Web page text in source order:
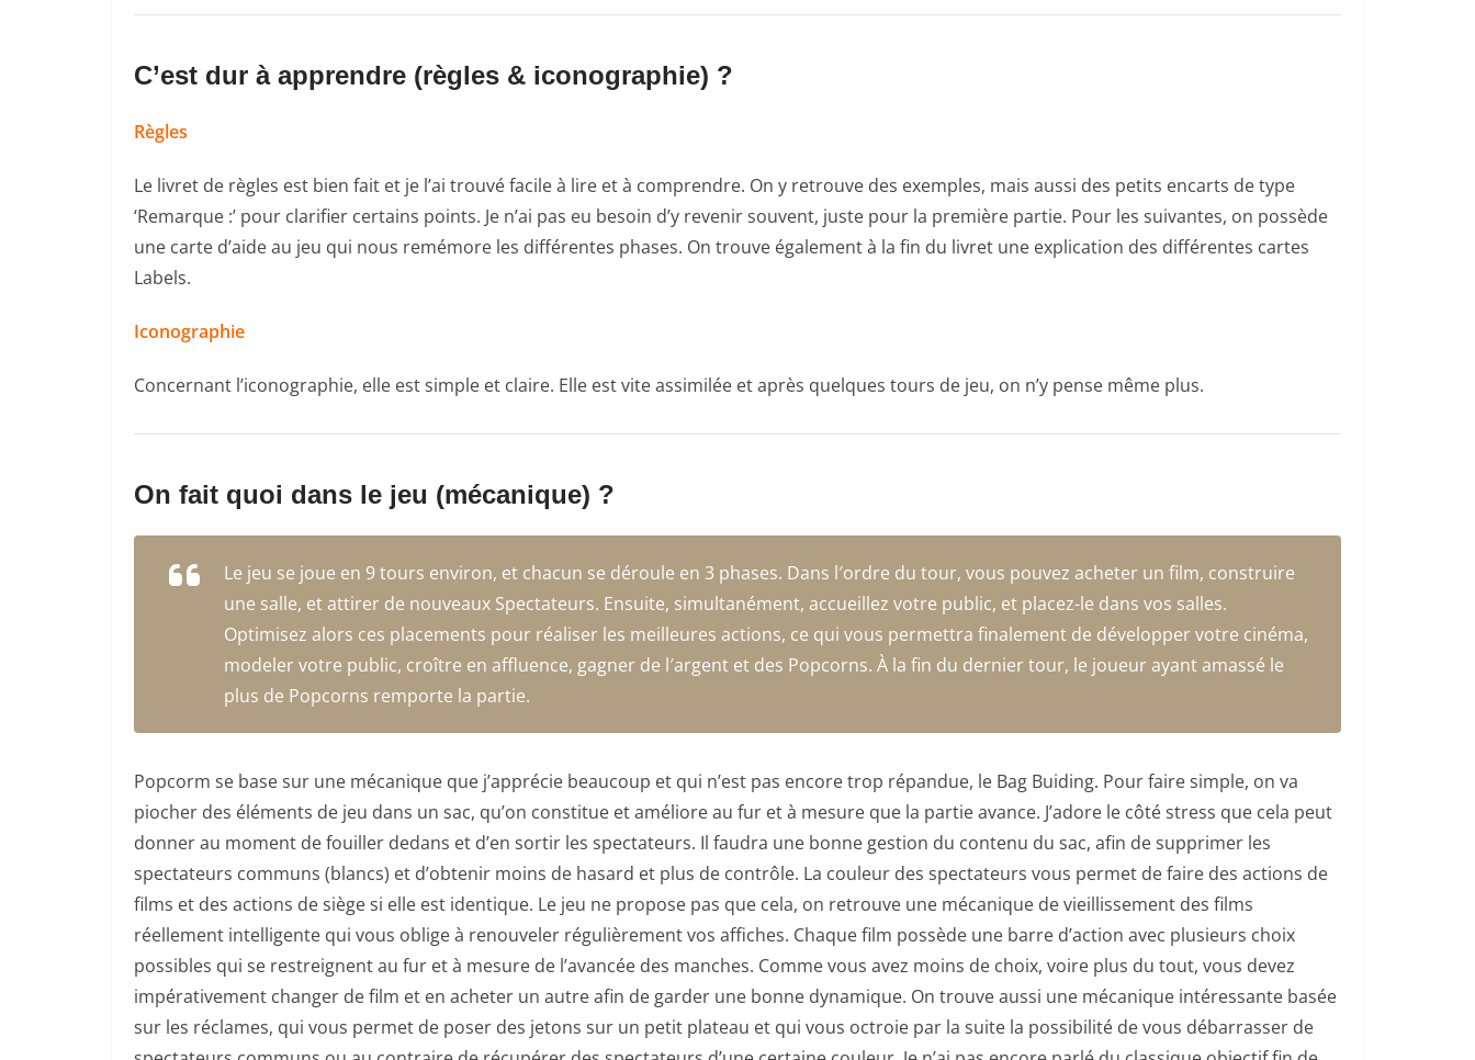
C’est dur à apprendre (règles & iconographie) ?
Règles
Le livret de règles est bien fait et je l’ai trouvé facile à lire et à comprendre. On y retrouve des exemples, mais aussi des petits encarts de type
‘Remarque :’ pour clarifier certains points. Je n’ai pas eu besoin d’y revenir souvent, juste pour la première partie. Pour les suivantes, on possède
une carte d’aide au jeu qui nous remémore les différentes phases. On trouve également à la fin du livret une explication des différentes cartes
Labels.
Iconographie
Concernant l’iconographie, elle est simple et claire. Elle est vite assimilée et après quelques tours de jeu, on n’y pense même plus.
On fait quoi dans le jeu (mécanique) ?
Le jeu se joue en 9 tours environ, et chacun se déroule en 3 phases. Dans l′ordre du tour, vous pouvez acheter un film, construire
une salle, et attirer de nouveaux Spectateurs. Ensuite, simultanément, accueillez votre public, et placez-le dans vos salles.
Optimisez alors ces placements pour réaliser les meilleures actions, ce qui vous permettra finalement de développer votre cinéma,
modeler votre public, croître en affluence, gagner de l′argent et des Popcorns. À la fin du dernier tour, le joueur ayant amassé le
plus de Popcorns remporte la partie.
Popcorm se base sur une mécanique que j’apprécie beaucoup et qui n’est pas encore trop répandue, le Bag Buiding. Pour faire simple, on va
piocher des éléments de jeu dans un sac, qu’on constitue et améliore au fur et à mesure que la partie avance. J’adore le côté stress que cela peut
donner au moment de fouiller dedans et d’en sortir les spectateurs. Il faudra une bonne gestion du contenu du sac, afin de supprimer les
spectateurs communs (blancs) et d’obtenir moins de hasard et plus de contrôle. La couleur des spectateurs vous permet de faire des actions de
films et des actions de siège si elle est identique. Le jeu ne propose pas que cela, on retrouve une mécanique de vieillissement des films
réellement intelligente qui vous oblige à renouveler régulièrement vos affiches. Chaque film possède une barre d’action avec plusieurs choix
possibles qui se restreignent au fur et à mesure de l’avancée des manches. Comme vous avez moins de choix, voire plus du tout, vous devez
impérativement changer de film et en acheter un autre afin de garder une bonne dynamique. On trouve aussi une mécanique intéressante basée
sur les réclames, qui vous permet de poser des jetons sur un petit plateau et qui vous octroie par la suite la possibilité de vous débarrasser de